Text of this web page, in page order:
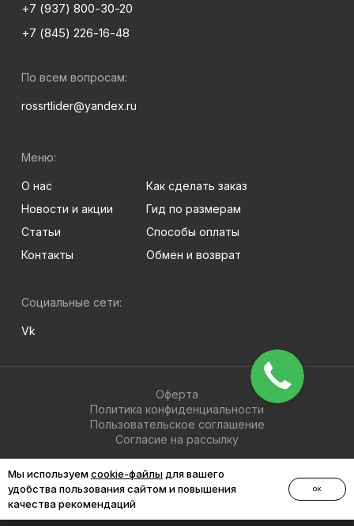
+7 (937) 800-30-20
+7 (845) 226-16-48
По всем вопросам:
rossrtlider@yandex.ru
Меню:
О нас
Новости и акции
Статьи
Контакты
Как сделать заказ
Гид по размерам
Способы оплаты
Обмен и возврат
Социальные сети:
Vk
© 2026 BRIGHT-MEN
Оферта
Политика конфиденциальности
Пользовательское соглашение
Согласие на рассылку
ОК
Мы используемcookie-файлы для вашего
удобства пользования сайтом и повышения
качества рекомендаций